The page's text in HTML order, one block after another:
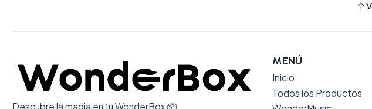
Descubre la magia en tu WonderBox 📦
MENÚ
Inicio
Todos los Productos